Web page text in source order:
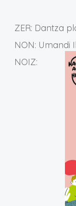
ZER: Dantza
NON: Umandi
NOIZ: